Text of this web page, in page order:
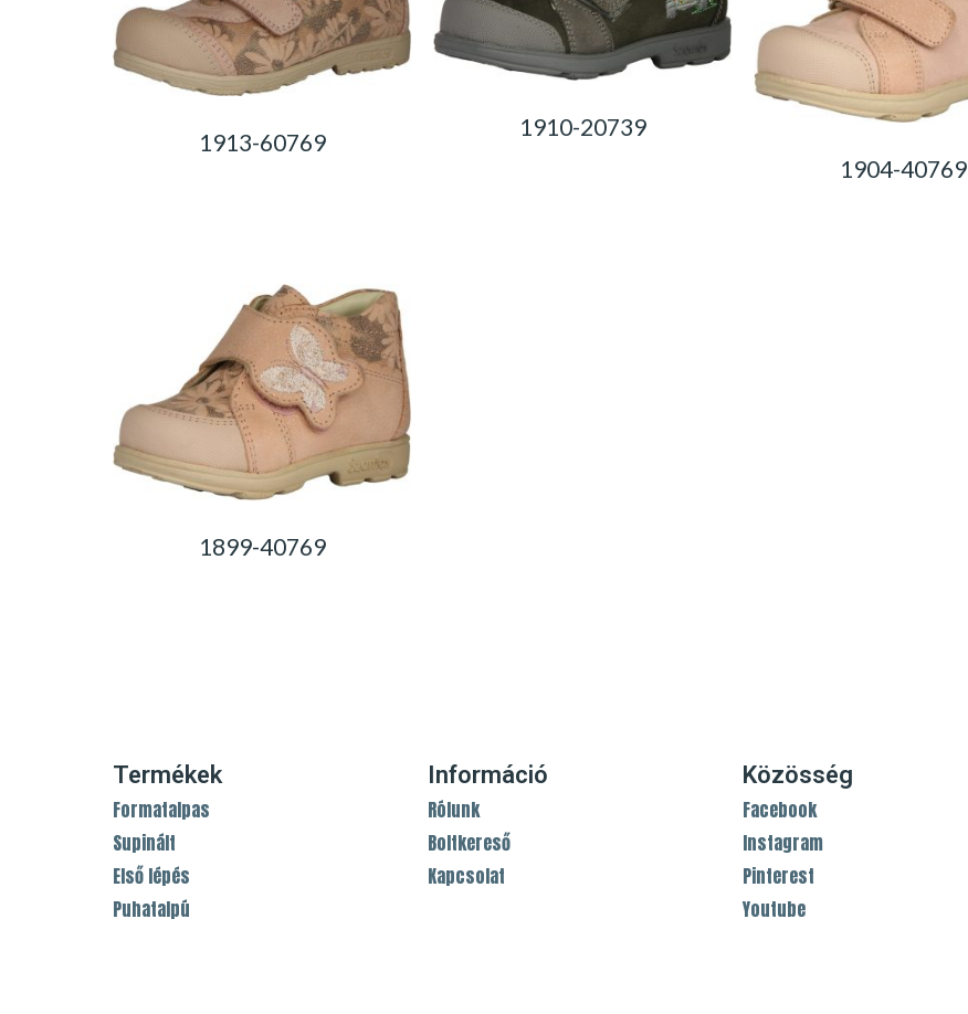
1913-60769
1910-20739
1904-40769
1899-40769
Termékek
Formatalpas
Supinált
Első lépés
Puhatalpú
Információ
Rólunk
Boltkereső
Kapcsolat
Közösség
Facebook
Instagram
Pinterest
Youtube